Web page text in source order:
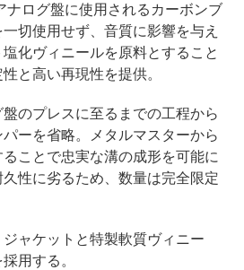
ナログ盤に使用されるカーボンブ
切使用せず、音質に影響を与え
化ヴィニールを原料とすること
と高い再現性を提供。
のプレスに至るまでの工程から
ーを省略。メタルマスターから
ことで忠実な溝の成形を可能に
性に劣るため、数量は完全限定
ャケットと特製軟質ヴィニー
用する。